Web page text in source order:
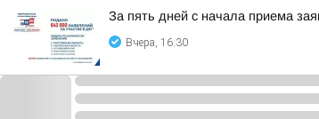
За пять дней с начала приема
Вчера, 16:30